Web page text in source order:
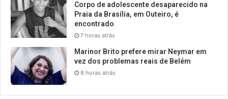
Corpo de adolescente desaparecido na
Praia da Brasília, em Outeiro, é
encontrado
7 horas atrás
Marinor Brito prefere mirar Neymar em
vez dos problemas reais de Belém
8 horas atrás